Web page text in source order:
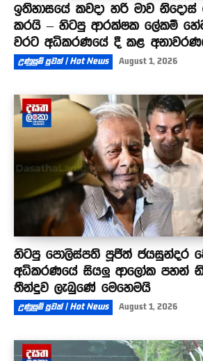
ඉතිහාසයේ කවදා හරි මාව
කරයි – හිටපු ආරක්ෂක ලේකම්
වරට අධිකරණයේ දී කළ
උණුසුම් පුවත් | Hot News August 1, 2026
හිටපු පොලිස්පති පූජිත් ජයසුන්දර
අධිකරණයේ සියලු ආලෝක පහන්
තීන්දුව ලැබුණේ මෙහෙමයි
උණුසුම් පුවත් | Hot News August 1, 2026